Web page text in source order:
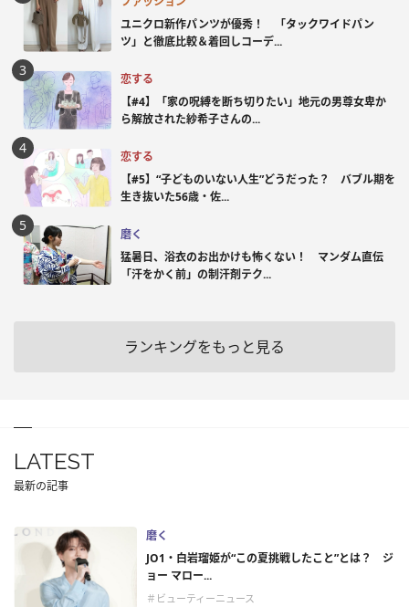
ユニクロ新作パンツが優秀！ 「タックワイドパン
ツ」と徹底比較＆着回しコーデ...
恋する
【#4】「家の呪縛を断ち切りたい」地元の男尊女卑か
ら解放された紗希子さんの...
恋する
【#5】“子どものいない人生”どうだった？ バブル期を
生き抜いた56歳・佐...
磨く
猛暑日、浴衣のお出かけも怖くない！ マンダム直伝
「汗をかく前」の制汗剤テク...
ランキングをもっと見る
LATEST
最新の記事
磨く
JO1・白岩瑠姫が“この夏挑戦したこと”とは？ ジ
ョー マロー...
＃ビューティーニュース